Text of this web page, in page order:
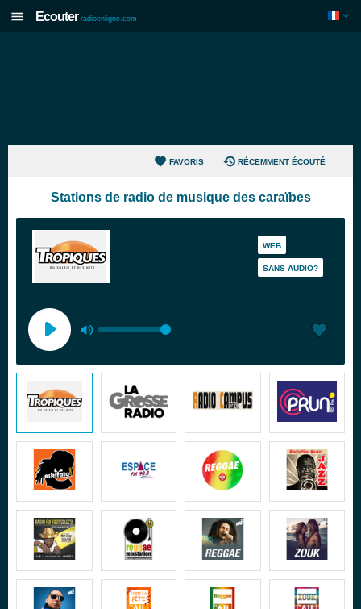
Ecouter radioenligne.com
FAVORIS RÉCEMMENT ÉCOUTÉ
Stations de radio de musique des caraïbes
WEB
SANS AUDIO?